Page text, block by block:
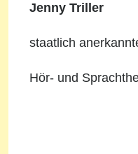
Jenny Triller
staatlich
Hör- und